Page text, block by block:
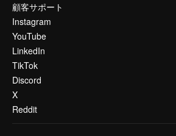
顧客サポート
Instagram
YouTube
LinkedIn
TikTok
Discord
X
Reddit